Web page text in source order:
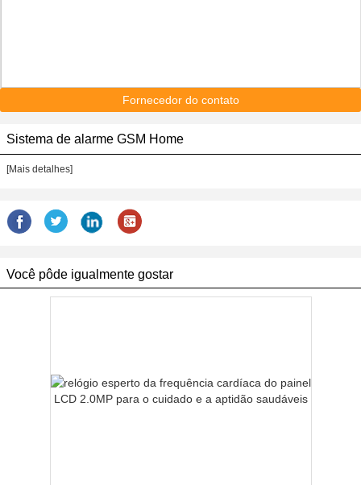
Fornecedor do contato
Sistema de alarme GSM Home
[Mais detalhes]
Você pôde igualmente gostar